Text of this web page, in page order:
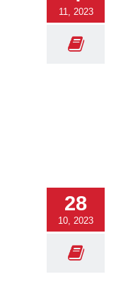
11, 2023
28
10, 2023